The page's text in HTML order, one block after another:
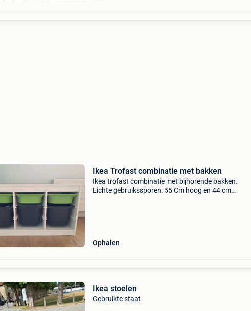
Ikea Trofast combinatie met bakken
Ikea trofast combinatie met bijhorende bakken.
Lichte gebruikssporen. 55 Cm hoog en 44 cm
Ophalen
Ikea stoelen
Gebruikte staat